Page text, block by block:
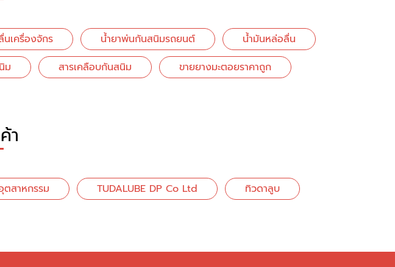
เครื่องจักร น้ำยาพ่นกันสนิมรถยนต์
น้ำมันหล่อลื่น
ม สารเคลือบกันสนิม ขายยางมะตอยราคาถูก
า
สาหกรรม TUDALUBE DP Co Ltd ทิวดาลูบ